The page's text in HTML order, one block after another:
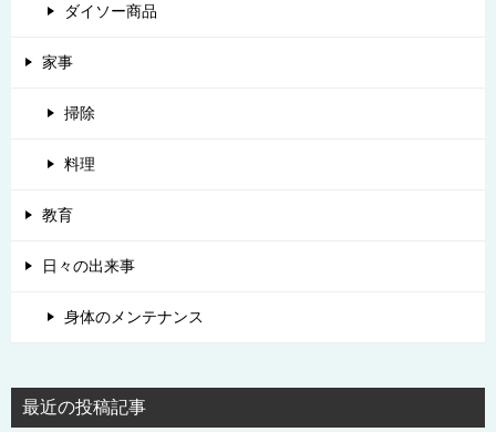
ダイソー商品
家事
掃除
料理
教育
日々の出来事
身体のメンテナンス
最近の投稿記事